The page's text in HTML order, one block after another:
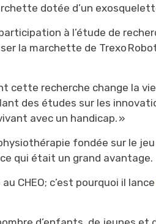
dotée d’un
à l’étude de
la marchette de Trexo
cette recherche change la
des études sur les
avec un handicap. »
fondée sur le jeu
qui était un grand avantage.
CHEO; c’est pourquoi il lance